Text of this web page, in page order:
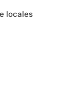
locales